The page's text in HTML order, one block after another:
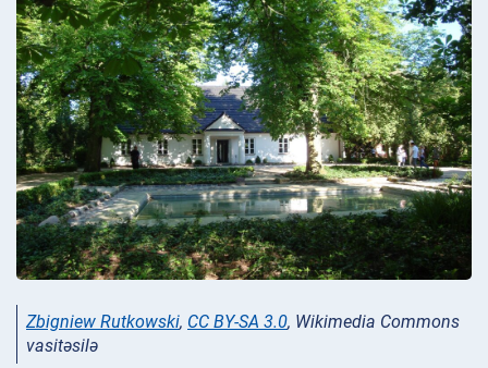
Zbigniew Rutkowski, CC BY-SA 3.0, Wikimedia Commons
vasitəsilə